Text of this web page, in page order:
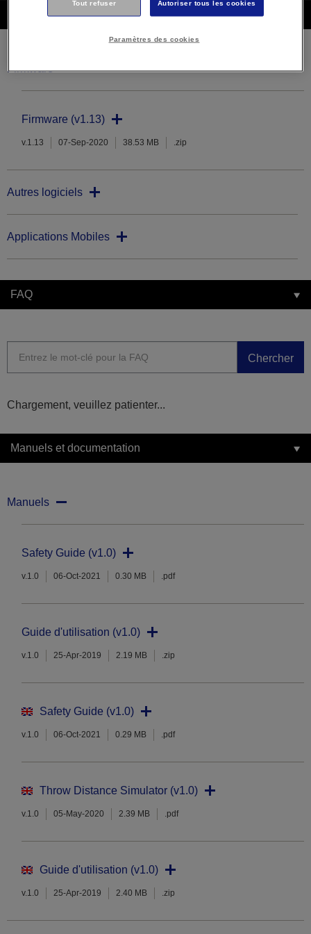
Téléchargements
Firmware
Firmware (v1.13)
v.1.13 07-Sep-2020 38.53 MB .zip
Autres logiciels
Applications Mobiles
FAQ
Chercher
Chargement, veuillez patienter...
Manuels et documentation
Manuels
Safety Guide (v1.0)
v.1.0 06-Oct-2021 0.30 MB .pdf
Guide d'utilisation (v1.0)
v.1.0 25-Apr-2019 2.19 MB .zip
Safety Guide (v1.0)
v.1.0 06-Oct-2021 0.29 MB .pdf
Throw Distance Simulator (v1.0)
v.1.0 05-May-2020 2.39 MB .pdf
Guide d'utilisation (v1.0)
v.1.0 25-Apr-2019 2.40 MB .zip
Tout refuser Autoriser tous les cookies
Paramètres des cookies